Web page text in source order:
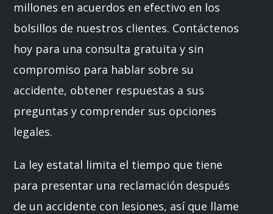
millones en acuerdos en efectivo en los
bolsillos de nuestros clientes. Contáctenos
hoy para una consulta gratuita y sin
compromiso para hablar sobre su
accidente, obtener respuestas a sus
preguntas y comprender sus opciones
legales.
La ley estatal limita el tiempo que tiene
para presentar una reclamación después
de un accidente con lesiones, así que llame